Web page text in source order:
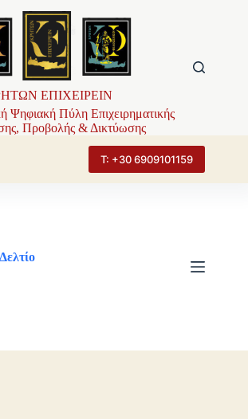
ΕΠΙΧΕΙΡΕΙΝ
Ψηφιακή Πύλη Επιχειρηματικής
Προβολής & Δικτύωσης
Τ: +30 6909101159